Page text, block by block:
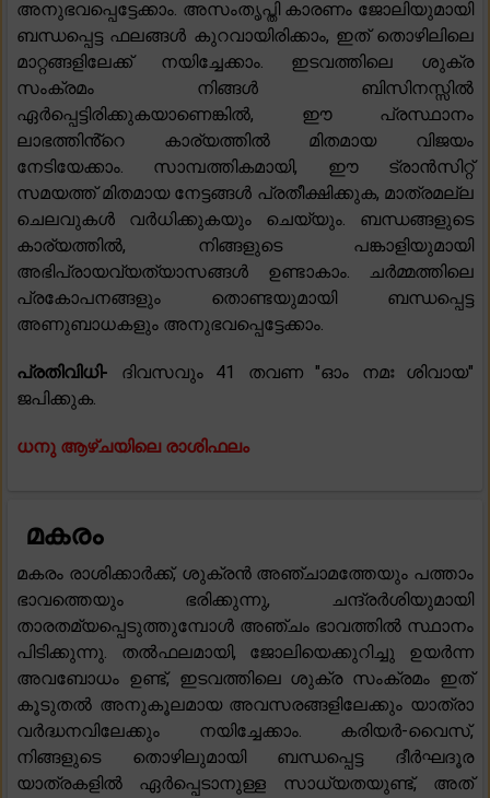
അനുഭവപ്പെട്ടേക്കാം. അസംതൃപ്തി കാരണം ജോലിയുമായി
ബന്ധപ്പെട്ട ഫലങ്ങൾ കുറവായിരിക്കാം, ഇത് തൊഴിലിലെ
മാറ്റങ്ങളിലേക്ക് നയിച്ചേക്കാം. ഇടവത്തിലെ ശുക്ര
സംക്രമം നിങ്ങൾ ബിസിനസ്സിൽ
ഏർപ്പെട്ടിരിക്കുകയാണെങ്കിൽ, ഈ പ്രസ്ഥാനം
ലാഭത്തിൻ്റെ കാര്യത്തിൽ മിതമായ വിജയം
നേടിയേക്കാം. സാമ്പത്തികമായി, ഈ ട്രാൻസിറ്റ്
സമയത്ത് മിതമായ നേട്ടങ്ങൾ പ്രതീക്ഷിക്കുക, മാത്രമല്ല
ചെലവുകൾ വർധിക്കുകയും ചെയ്യും. ബന്ധങ്ങളുടെ
കാര്യത്തിൽ, നിങ്ങളുടെ പങ്കാളിയുമായി
അഭിപ്രായവ്യത്യാസങ്ങൾ ഉണ്ടാകാം. ചർമ്മത്തിലെ
പ്രകോപനങ്ങളും തൊണ്ടയുമായി ബന്ധപ്പെട്ട
അണുബാധകളും അനുഭവപ്പെട്ടേക്കാം.
പ്രതിവിധി- ദിവസവും 41 തവണ "ഓം നമഃ ശിവായ"
ജപിക്കുക.
ധനു ആഴ്ചയിലെ രാശിഫലം
മകരം
മകരം രാശിക്കാർക്ക്, ശുക്രൻ അഞ്ചാമത്തേയും പത്താം
ഭാവത്തെയും ഭരിക്കുന്നു, ചന്ദ്രർശിയുമായി
താരതമ്യപ്പെടുത്തുമ്പോൾ അഞ്ചം ഭാവത്തിൽ സ്ഥാനം
പിടിക്കുന്നു. തൽഫലമായി, ജോലിയെക്കുറിച്ചു ഉയർന്ന
അവബോധം ഉണ്ട്, ഇടവത്തിലെ ശുക്ര സംക്രമം ഇത്
കൂടുതൽ അനുകൂലമായ അവസരങ്ങളിലേക്കും യാത്രാ
വർദ്ധനവിലേക്കും നയിച്ചേക്കാം. കരിയർ-വൈസ്,
നിങ്ങളുടെ തൊഴിലുമായി ബന്ധപ്പെട്ട ദീർഘദൂര
യാത്രകളിൽ ഏർപ്പെടാനുള്ള സാധ്യതയുണ്ട്, അത്